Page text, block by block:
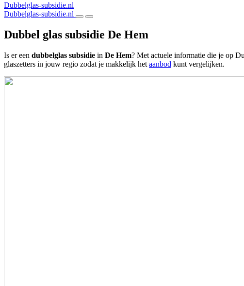
Dubbelglas-subsidie.nl
Dubbelglas-subsidie.nl
Dubbel glas subsidie De Hem
Is er een dubbelglas subsidie in De Hem? Met actuele informatie die je op
glaszetters in jouw regio zodat je makkelijk het aanbod kunt vergelijken.